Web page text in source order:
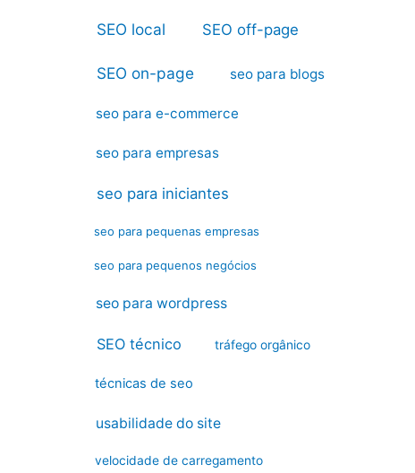
SEO local SEO off-page
SEO on-page seo para blogs
seo para e-commerce
seo para empresas
seo para iniciantes
seo para pequenas empresas
seo para pequenos negócios
seo para wordpress
SEO técnico tráfego orgânico
técnicas de seo
usabilidade do site
velocidade de carregamento